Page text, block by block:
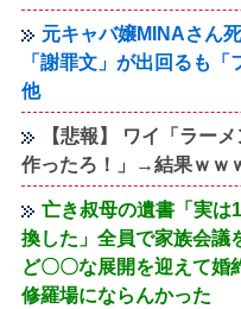
元キャバ嬢MINAさん
「謝罪文」が出回るも
他
【悲報】 ワイ「ラー
作ったろ！」→結果ｗｗ
亡き叔母の遺書「実は
換した」全員で家族会議
ど〇〇な展開を迎えて
修羅場にならんかった